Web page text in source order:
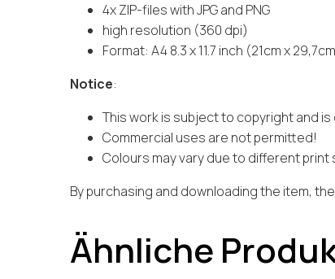
4x ZIP-files with JPG and PNG
high resolution (360 dpi)
Format: A4 8.3 x 11.7 inch (21cm x
Notice:
This work is subject to copyright and
Commercial uses are not permitted!
Colours may vary due to different
By purchasing and downloading the item,
Ähnliche